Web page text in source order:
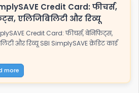
Credit Card: फीचर्स,
एलिजिबिलिटी और रिव्यू
Credit Card: फीचर्स, बेनिफिट्स,
और रिव्यू SBI SimplySAVE क्रेडिट कार्ड
more